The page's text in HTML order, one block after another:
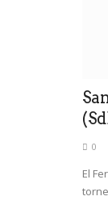
0
El